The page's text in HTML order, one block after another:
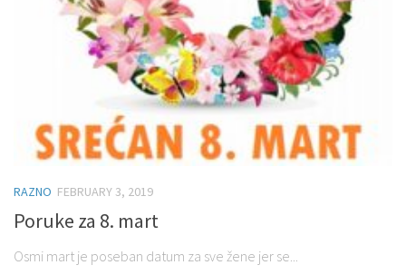
RAZNO FEBRUARY 3, 2019
Poruke za 8. mart
Osmi mart je poseban datum za sve žene jer se...